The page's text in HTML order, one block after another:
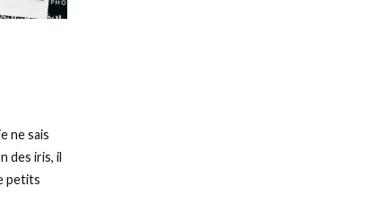
ne sais
des iris, il
petits